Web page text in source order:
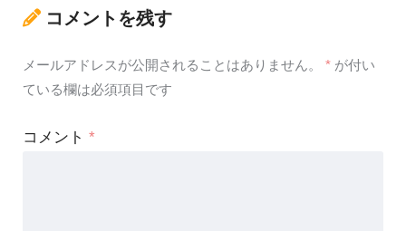
コメントを残す
メールアドレスが公開されることはありません。 * が付い
ている欄は必須項目です
コメント*